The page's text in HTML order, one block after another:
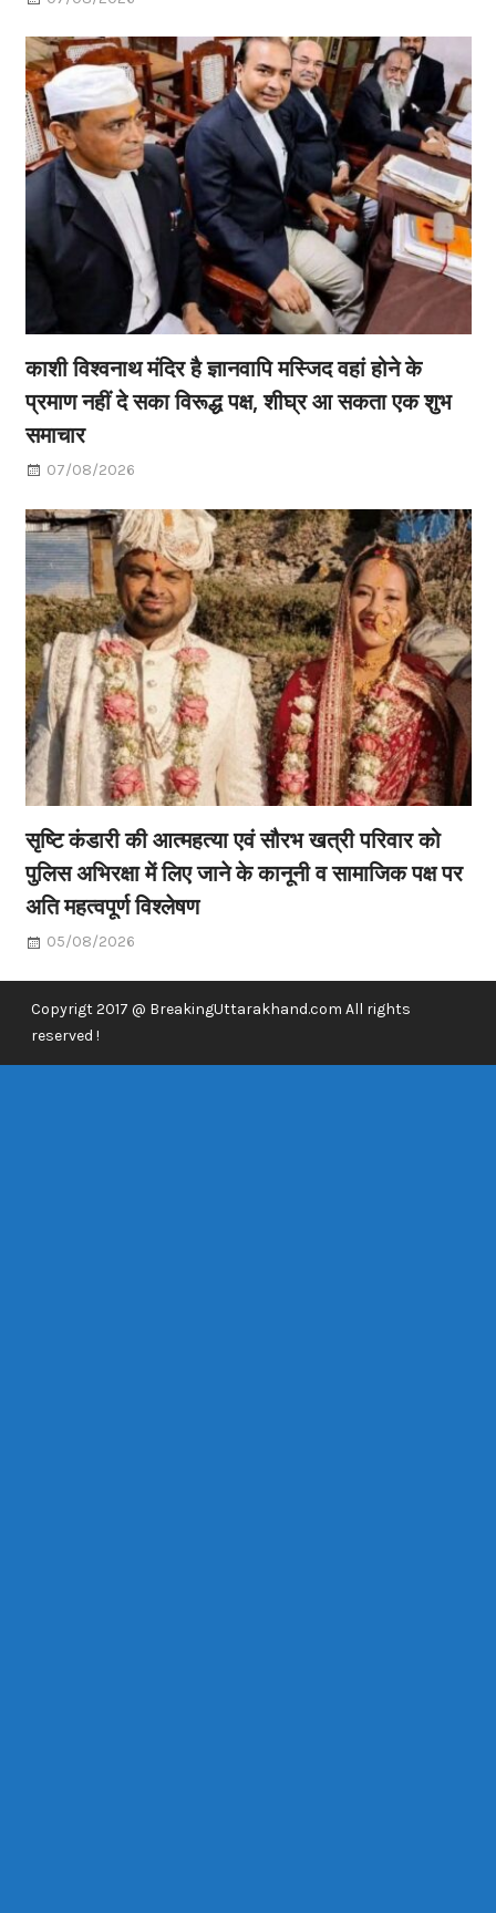
काशी विश्वनाथ मंदिर है ज्ञानवापि मस्जिद वहां होने के
प्रमाण नहीं दे सका विरूद्ध पक्ष, शीघ्र आ सकता एक शुभ
समाचार
07/08/2026
सृष्टि कंडारी की आत्महत्या एवं सौरभ खत्री परिवार को
पुलिस अभिरक्षा में लिए जाने के कानूनी व सामाजिक पक्ष पर
अति महत्वपूर्ण विश्लेषण
05/08/2026
Copyrigt 2017 @ BreakingUttarakhand.com All rights
reserved !